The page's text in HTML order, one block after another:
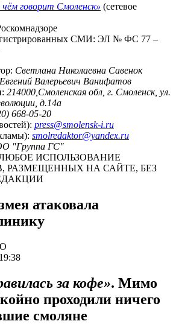
говорит Смоленск» (сетевое
СМИ: ЭЛ № ФС 77 –
Светлана Николаевна Савенок
Евгений Валерьевич Ванифатов
214000,Смоленская обл, г. Смоленск, ул.
д.14а
668-05-20
press@smolensk-i.ru
smolredaktor@yandex.ru
"Группа ГС"
ИСПОЛЬЗОВАНИЕ
РАЗМЕЩЕННЫХ НА САЙТЕ, БЕЗ
атаковала
за кофе». Мимо
проходили ничего
смоляне